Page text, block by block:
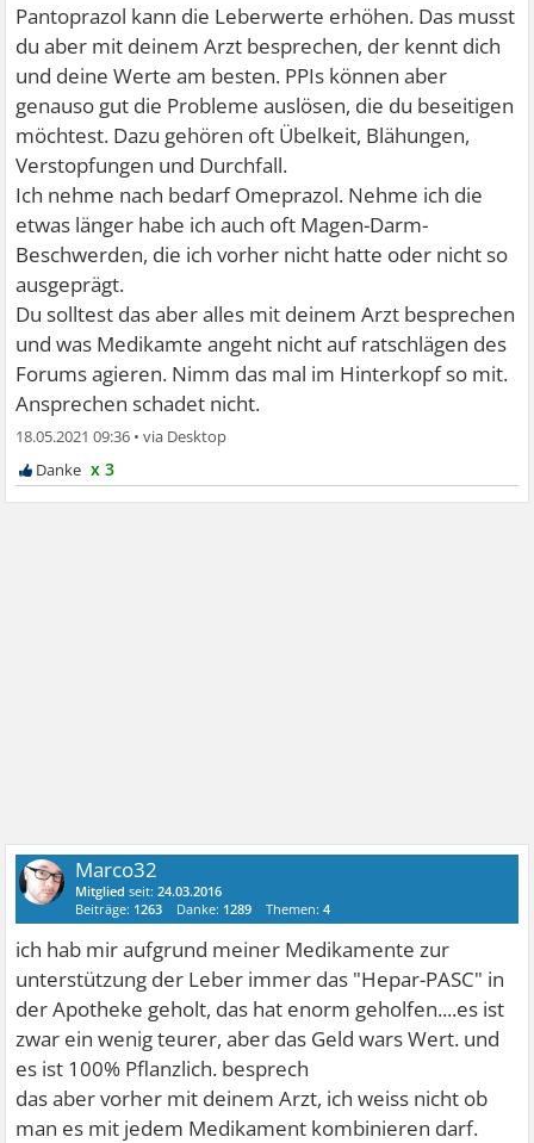
Pantoprazol kann die Leberwerte erhöhen. Das musst
du aber mit deinem Arzt besprechen, der kennt dich
und deine Werte am besten. PPIs können aber
genauso gut die Probleme auslösen, die du beseitigen
möchtest. Dazu gehören oft Übelkeit, Blähungen,
Verstopfungen und Durchfall.
Ich nehme nach bedarf Omeprazol. Nehme ich die
etwas länger habe ich auch oft Magen-Darm-
Beschwerden, die ich vorher nicht hatte oder nicht so
ausgeprägt.
Du solltest das aber alles mit deinem Arzt besprechen
und was Medikamte angeht nicht auf ratschlägen des
Forums agieren. Nimm das mal im Hinterkopf so mit.
Ansprechen schadet nicht.
18.05.2021 09:36 •
x 3
Marco32
Mitglied seit:24.03.2016
Beiträge: 1263 Danke: 1289 Themen:4
ich hab mir aufgrund meiner Medikamente zur
unterstützung der Leber immer das "Hepar-PASC" in
der Apotheke geholt, das hat enorm geholfen....es ist
zwar ein wenig teurer, aber das Geld wars Wert. und
es ist 100% Pflanzlich. besprech
das aber vorher mit deinem Arzt, ich weiss nicht ob
man es mit jedem Medikament kombinieren darf.